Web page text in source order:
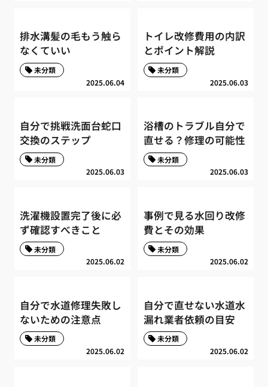
排水溝髪の毛もう触ら
なくていい
2025.06.04
未分類
トイレ改修費用の内訳
とポイント解説
2025.06.03
未分類
自分で挑戦洗面台蛇口
交換のステップ
2025.06.03
未分類
浴槽のトラブル自分で
直せる？修理の可能性
2025.06.03
未分類
洗濯機設置完了後に必
ず確認すべきこと
2025.06.02
未分類
事例で見る水回り改修
費とその効果
2025.06.02
未分類
自分で水道修理失敗し
ないための注意点
2025.06.02
未分類
自分で直せない水道水
漏れ業者依頼の目安
2025.06.02
未分類